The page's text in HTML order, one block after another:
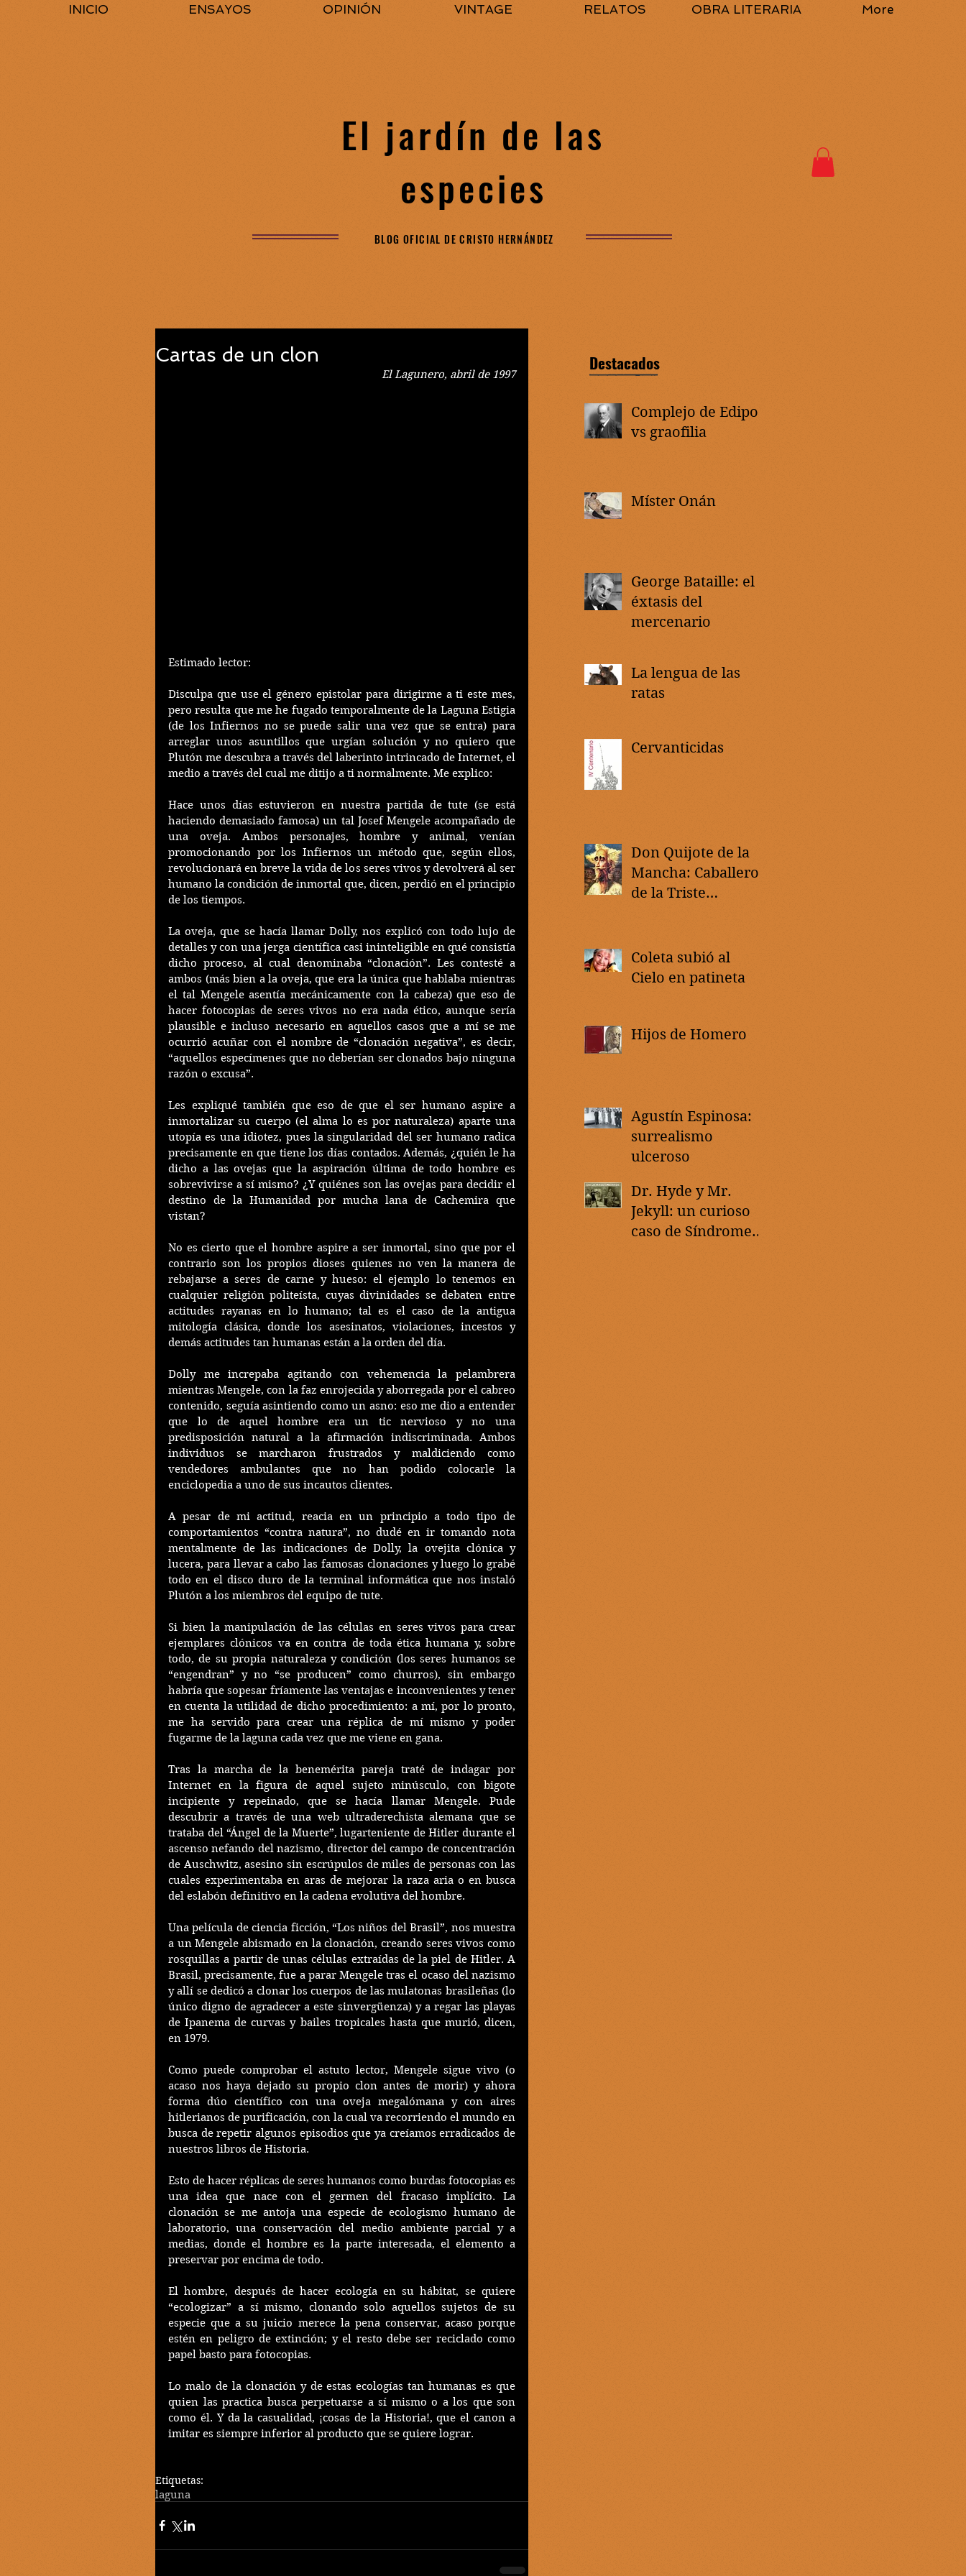
INICIO ENSAYOS OPINIÓN VINTAGE RELATOS OBRA LITERARIA More
El jardín de las
especies
BLOG OFICIAL DE CRISTO HERNÁNDEZ
Cartas de un clon
El Lagunero, abril de 1997
Estimado lector:
Disculpa que use el género epistolar para dirigirme a ti este mes,
pero resulta que me he fugado temporalmente de la Laguna Estigia
(de los Infiernos no se puede salir una vez que se entra) para
arreglar unos asuntillos que urgían solución y no quiero que
Plutón me descubra a través del laberinto intrincado de Internet, el
medio a través del cual me ditijo a ti normalmente. Me explico:
Hace unos días estuvieron en nuestra partida de tute (se está
haciendo demasiado famosa) un tal Josef Mengele acompañado de
una oveja. Ambos personajes, hombre y animal, venían
promocionando por los Infiernos un método que, según ellos,
revolucionará en breve la vida de los seres vivos y devolverá al ser
humano la condición de inmortal que, dicen, perdió en el principio
de los tiempos.
La oveja, que se hacía llamar Dolly, nos explicó con todo lujo de
detalles y con una jerga científica casi ininteligible en qué consistía
dicho proceso, al cual denominaba “clonación”. Les contesté a
ambos (más bien a la oveja, que era la única que hablaba mientras
el tal Mengele asentía mecánicamente con la cabeza) que eso de
hacer fotocopias de seres vivos no era nada ético, aunque sería
plausible e incluso necesario en aquellos casos que a mí se me
ocurrió acuñar con el nombre de “clonación negativa”, es decir,
“aquellos especímenes que no deberían ser clonados bajo ninguna
razón o excusa”.
Les expliqué también que eso de que el ser humano aspire a
inmortalizar su cuerpo (el alma lo es por naturaleza) aparte una
utopía es una idiotez, pues la singularidad del ser humano radica
precisamente en que tiene los días contados. Además, ¿quién le ha
dicho a las ovejas que la aspiración última de todo hombre es
sobrevivirse a sí mismo? ¿Y quiénes son las ovejas para decidir el
destino de la Humanidad por mucha lana de Cachemira que
vistan?
No es cierto que el hombre aspire a ser inmortal, sino que por el
contrario son los propios dioses quienes no ven la manera de
rebajarse a seres de carne y hueso: el ejemplo lo tenemos en
cualquier religión politeísta, cuyas divinidades se debaten entre
actitudes rayanas en lo humano; tal es el caso de la antigua
mitología clásica, donde los asesinatos, violaciones, incestos y
demás actitudes tan humanas están a la orden del día.
Dolly me increpaba agitando con vehemencia la pelambrera
mientras Mengele, con la faz enrojecida y aborregada por el cabreo
contenido, seguía asintiendo como un asno: eso me dio a entender
que lo de aquel hombre era un tic nervioso y no una
predisposición natural a la afirmación indiscriminada. Ambos
individuos se marcharon frustrados y maldiciendo como
vendedores ambulantes que no han podido colocarle la
enciclopedia a uno de sus incautos clientes.
A pesar de mi actitud, reacia en un principio a todo tipo de
comportamientos “contra natura”, no dudé en ir tomando nota
mentalmente de las indicaciones de Dolly, la ovejita clónica y
lucera, para llevar a cabo las famosas clonaciones y luego lo grabé
todo en el disco duro de la terminal informática que nos instaló
Plutón a los miembros del equipo de tute.
Si bien la manipulación de las células en seres vivos para crear
ejemplares clónicos va en contra de toda ética humana y, sobre
todo, de su propia naturaleza y condición (los seres humanos se
“engendran” y no “se producen” como churros), sin embargo
habría que sopesar fríamente las ventajas e inconvenientes y tener
en cuenta la utilidad de dicho procedimiento: a mí, por lo pronto,
me ha servido para crear una réplica de mí mismo y poder
fugarme de la laguna cada vez que me viene en gana.
Tras la marcha de la benemérita pareja traté de indagar por
Internet en la figura de aquel sujeto minúsculo, con bigote
incipiente y repeinado, que se hacía llamar Mengele. Pude
descubrir a través de una web ultraderechista alemana que se
trataba del “Ángel de la Muerte”, lugarteniente de Hitler durante el
ascenso nefando del nazismo, director del campo de concentración
de Auschwitz, asesino sin escrúpulos de miles de personas con las
cuales experimentaba en aras de mejorar la raza aria o en busca
del eslabón definitivo en la cadena evolutiva del hombre.
Una película de ciencia ficción, “Los niños del Brasil”, nos muestra
a un Mengele abismado en la clonación, creando seres vivos como
rosquillas a partir de unas células extraídas de la piel de Hitler. A
Brasil, precisamente, fue a parar Mengele tras el ocaso del nazismo
y allí se dedicó a clonar los cuerpos de las mulatonas brasileñas (lo
único digno de agradecer a este sinvergüenza) y a regar las playas
de Ipanema de curvas y bailes tropicales hasta que murió, dicen,
en 1979.
Como puede comprobar el astuto lector, Mengele sigue vivo (o
acaso nos haya dejado su propio clon antes de morir) y ahora
forma dúo científico con una oveja megalómana y con aires
hitlerianos de purificación, con la cual va recorriendo el mundo en
busca de repetir algunos episodios que ya creíamos erradicados de
nuestros libros de Historia.
Esto de hacer réplicas de seres humanos como burdas fotocopias es
una idea que nace con el germen del fracaso implícito. La
clonación se me antoja una especie de ecologismo humano de
laboratorio, una conservación del medio ambiente parcial y a
medias, donde el hombre es la parte interesada, el elemento a
preservar por encima de todo.
El hombre, después de hacer ecología en su hábitat, se quiere
“ecologizar” a sí mismo, clonando solo aquellos sujetos de su
especie que a su juicio merece la pena conservar, acaso porque
estén en peligro de extinción; y el resto debe ser reciclado como
papel basto para fotocopias.
Lo malo de la clonación y de estas ecologías tan humanas es que
quien las practica busca perpetuarse a sí mismo o a los que son
como él. Y da la casualidad, ¡cosas de la Historia!, que el canon a
imitar es siempre inferior al producto que se quiere lograr.
Etiquetas:
laguna
Destacados
Complejo de Edipo
vs graofilia
Míster Onán
George Bataille: el
éxtasis del
mercenario
La lengua de las
ratas
Cervanticidas
Don Quijote de la
Mancha: Caballero
de la Triste
Coleta subió al
Cielo en patineta
Hijos de Homero
Agustín Espinosa:
surrealismo
ulceroso
Dr. Hyde y Mr.
Jekyll: un curioso
caso de Síndrome